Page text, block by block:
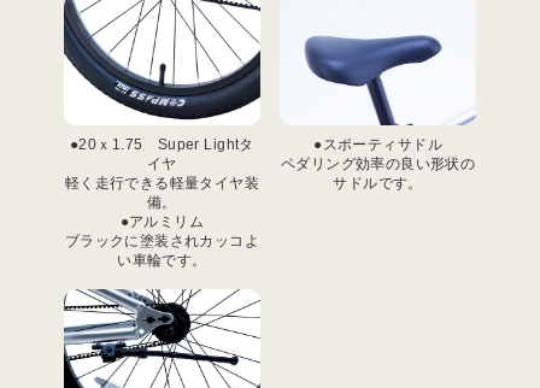
●20ｘ1.75 Super Lightタ
イヤ
軽く走行できる軽量タイヤ装
備。
●アルミリム
ブラックに塗装されカッコよ
い車輪です。
●スポーティサドル
ペダリング効率の良い形状の
サドルです。